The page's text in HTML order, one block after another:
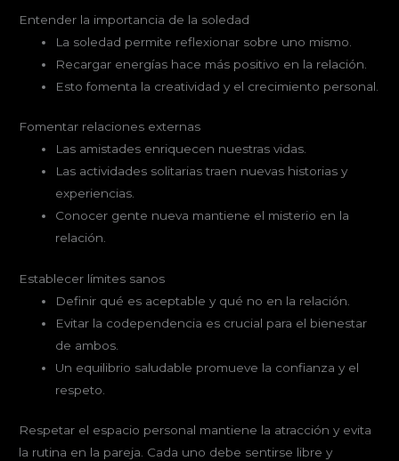
Entender la importancia de la soledad
La soledad permite reflexionar sobre uno mismo.
Recargar energías hace más positivo en la relación.
Esto fomenta la creatividad y el crecimiento personal.
Fomentar relaciones externas
Las amistades enriquecen nuestras vidas.
Las actividades solitarias traen nuevas historias y
experiencias.
Conocer gente nueva mantiene el misterio en la
relación.
Establecer límites sanos
Definir qué es aceptable y qué no en la relación.
Evitar la codependencia es crucial para el bienestar
de ambos.
Un equilibrio saludable promueve la confianza y el
respeto.
Respetar el espacio personal mantiene la atracción y evita
la rutina en la pareja. Cada uno debe sentirse libre y